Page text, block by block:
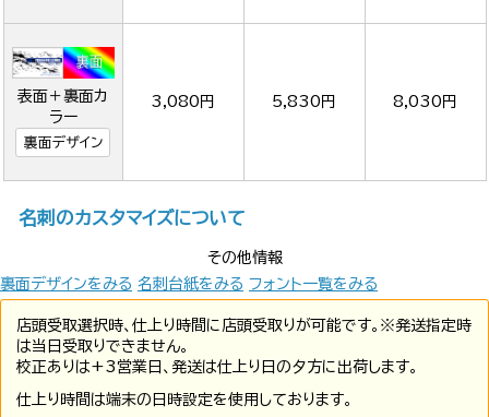
表面＋裏面カ
ラー
裏面デザイン
3,080円 5,830円 8,030円
名刺のカスタマイズについて
その他情報
裏面デザインをみる 名刺台紙をみる フォント一覧をみる
店頭受取選択時、仕上り時間に店頭受取りが可能です。※発送指定時
は当日受取りできません。
校正ありは+3営業日、発送は仕上り日の夕方に出荷します。
仕上り時間は端末の日時設定を使用しております。